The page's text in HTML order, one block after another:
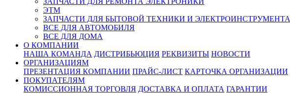
ЭТМ
ЗАПЧАСТИ ДЛЯ БЫТОВОЙ ТЕХНИКИ И ЭЛЕКТРОИНСТРУМЕНТА
ВСЕ ДЛЯ АВТОМОБИЛЯ
ВСЕ ДЛЯ ДОМА
О КОМПАНИИ
НАША КОМАНДА ДИСТРИБЬЮЦИЯ РЕКВИЗИТЫ НОВОСТИ
ОРГАНИЗАЦИЯМ
ПРЕЗЕНТАЦИЯ КОМПАНИИ ПРАЙС-ЛИСТ КАРТОЧКА ОРГАНИЗАЦИИ
ПОКУПАТЕЛЯМ
КОМИССИОННАЯ ТОРГОВЛЯ ДОСТАВКА И ОПЛАТА ГАРАНТИИ